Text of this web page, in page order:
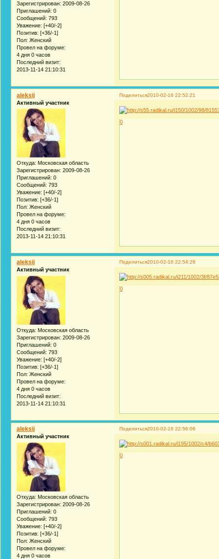
Зарегистрирован: 2009-08-26
Приглашений: 0
Сообщений: 793
Уважение: [+40/-2]
Позитив: [+36/-1]
Пол: Женский
Провел на форуме:
4 дня 0 часов
Последний визит:
2013-11-14 21:10:31
Поделиться2010-02-16 22:52:21
aleksij
Активный участник
Откуда: Московская область
Зарегистрирован: 2009-08-26
Приглашений: 0
Сообщений: 793
Уважение: [+40/-2]
Позитив: [+36/-1]
Пол: Женский
Провел на форуме:
4 дня 0 часов
Последний визит:
2013-11-14 21:10:31
0
Поделиться2010-02-16 22:54:28
aleksij
Активный участник
Откуда: Московская область
Зарегистрирован: 2009-08-26
Приглашений: 0
Сообщений: 793
Уважение: [+40/-2]
Позитив: [+36/-1]
Пол: Женский
Провел на форуме:
4 дня 0 часов
Последний визит:
2013-11-14 21:10:31
0
Поделиться2010-02-16 22:56:06
aleksij
Активный участник
Откуда: Московская область
Зарегистрирован: 2009-08-26
Приглашений: 0
Сообщений: 793
Уважение: [+40/-2]
Позитив: [+36/-1]
Пол: Женский
Провел на форуме:
4 дня 0 часов
0